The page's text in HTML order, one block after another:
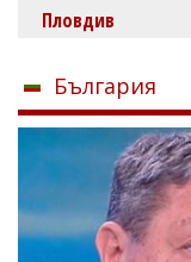
Пловдив
България